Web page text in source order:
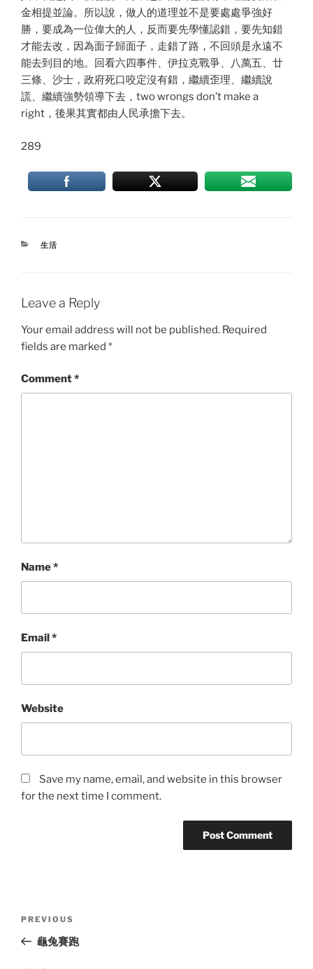
金相提並論。所以說，做人的道理並不是要處處爭強好
勝，要成為一位偉大的人，反而要先學懂認錯，要先知錯
才能去改，因為面子歸面子，走錯了路，不回頭是永遠不
能去到目的地。回看六四事件、伊拉克戰爭、八萬五、廿
三條、沙士，政府死口咬定沒有錯，繼續歪理、繼續說
謊、繼續強勢領導下去，two wrongs don’t make a
right，後果其實都由人民承擔下去。
289
CATEGORIES
生活
Leave a Reply
Your email address will not be published. Required
fields are marked *
Comment*
Name*
Email*
Website
Save my name, email, and website in this browser
for the next time I comment.
Previous
Post
PREVIOUS
龜兔賽跑